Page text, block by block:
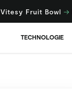
Vitesy Fruit Bowl →
TECHNOLOGIE